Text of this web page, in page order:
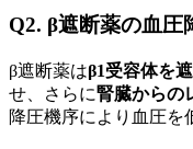
Q2. β遮断薬の血圧
β遮断薬はβ1受容体を
せ、さらに腎臓からの
降圧機序により血圧を